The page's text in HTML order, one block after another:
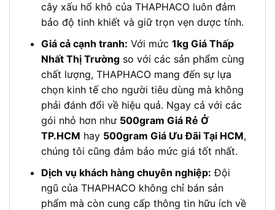
cây xấu hổ khô của THAPHACO luôn đảm
bảo độ tinh khiết và giữ trọn vẹn dược tính.
Giá cả cạnh tranh: Với mức 1kg Giá Thấp
Nhất Thị Trườngso với các sản phẩm cùng
chất lượng, THAPHACO mang đến sự lựa
chọn kinh tế cho người tiêu dùng mà không
phải đánh đổi về hiệu quả. Ngay cả với các
gói nhỏ hơn như 500gram Giá Rẻ Ở
TP.HCM hay 500gram Giá Ưu Đãi Tại HCM,
chúng tôi cũng đảm bảo mức giá tốt nhất.
Dịch vụ khách hàng chuyên nghiệp: Đội
ngũ của THAPHACO không chỉ bán sản
phẩm mà còn cung cấp thông tin hữu ích về